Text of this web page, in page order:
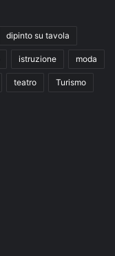
dipinto su tavola
istruzione moda
teatro Turismo